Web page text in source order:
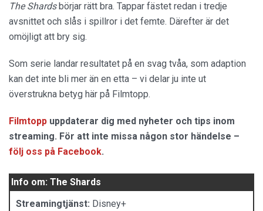
The Shardsbörjar rätt bra. Tappar fästet redan i tredje
avsnittet och slås i spillror i det femte. Därefter är det
omöjligt att bry sig.
Som serie landar resultatet på en svag tvåa, som adaption
kan det inte bli mer än en etta – vi delar ju inte ut
överstrukna betyg här på Filmtopp.
Filmtopp uppdaterar dig med nyheter och tips inom
streaming. För att inte missa någon stor händelse –
följ oss på Facebook.
Info om: The Shards
Streamingtjänst: Disney+